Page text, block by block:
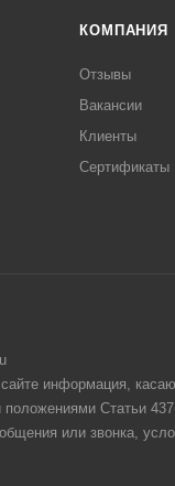
КОМПАНИЯ
Отзывы
Вакансии
Клиенты
Сертификаты
информация,
Статьи
или звонка,